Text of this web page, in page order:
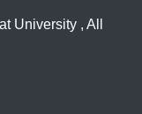
University , All